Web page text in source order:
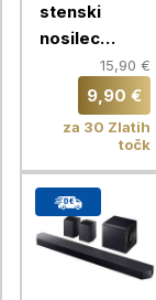
stenski
nosilec
VonHaus 37-
70'', do 35
15,90 €
9,90 €
za 30 Zlatih
točk